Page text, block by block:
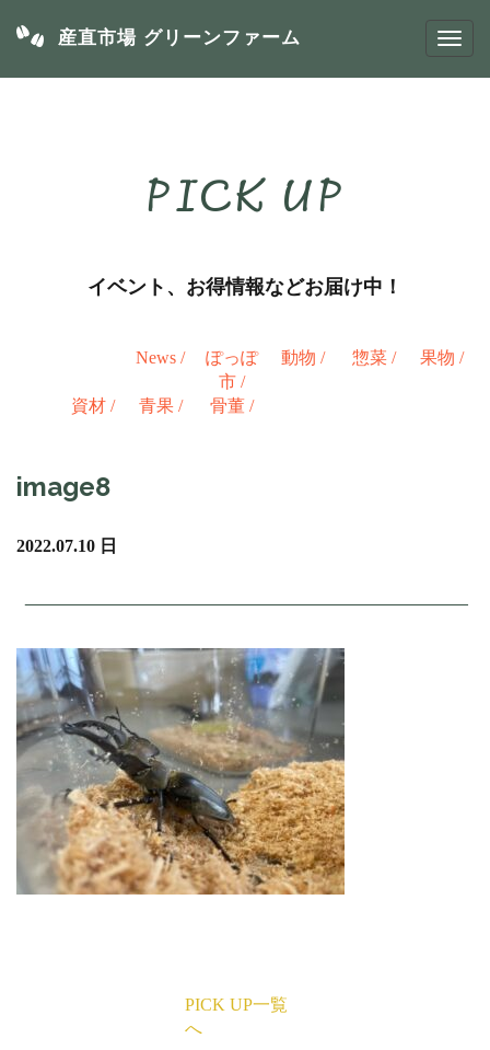
産直市場 グリーンファーム
PICK UP
イベント、お得情報などお届け中！
News /
ぽっぽ
市 /
動物 / 惣菜 / 果物 /
資材 / 青果 / 骨董 /
image8
2022.07.10 日
PICK UP一覧
へ